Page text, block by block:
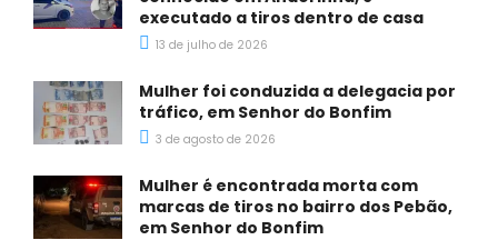
executado a tiros dentro de casa
13 de julho de 2026
Mulher foi conduzida a delegacia por
tráfico, em Senhor do Bonfim
3 de agosto de 2026
Mulher é encontrada morta com
marcas de tiros no bairro dos Pebão,
em Senhor do Bonfim